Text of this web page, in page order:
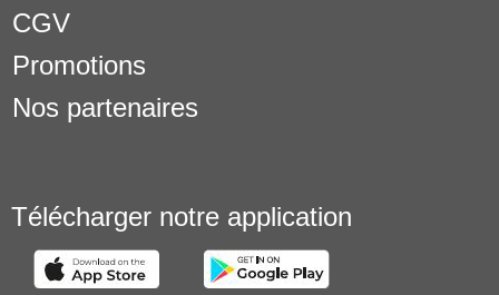
CGV
Promotions
Nos partenaires
Télécharger notre application